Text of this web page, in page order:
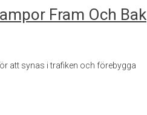
Fram Och Bak
att synas i trafiken och förebygga